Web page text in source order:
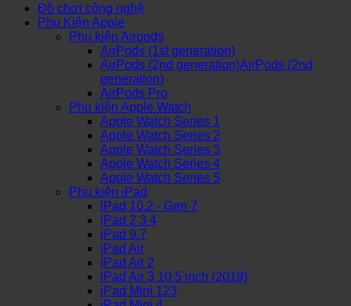
Đồ chơi công nghệ
Phụ Kiện Apple
Phụ kiện Airpods
AirPods (1st generation)
AirPods (2nd generation)AirPods (2nd
generation)
AirPods Pro
Phụ kiện Apple Watch
Apple Watch Series 1
Apple Watch Series 2
Apple Watch Series 3
Apple Watch Series 4
Apple Watch Series 5
Phụ kiện iPad
iPad 10.2 - Gen 7
iPad 2 3 4
iPad 9.7
iPad Air
iPad Air 2
iPad Air 3 10.5 inch (2019)
iPad Mini 123